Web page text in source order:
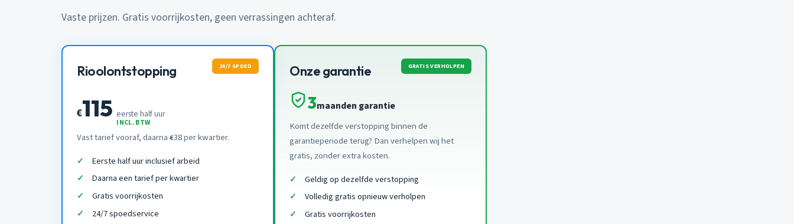
Vaste prijzen. Gratis voorrijkosten, geen verrassingen achteraf.
Rioolontstopping 24/7 SPOED
€115 eerste half uur
INCL. BTW
Vast tarief vooraf, daarna €38 per kwartier.
Eerste half uur inclusief arbeid
Daarna een tarief per kwartier
Gratis voorrijkosten
24/7 spoedservice
Onze garantie GRATIS VERHOLPEN
3maanden garantie
Komt dezelfde verstopping binnen de
garantieperiode terug? Dan verhelpen wij het
gratis, zonder extra kosten.
Geldig op dezelfde verstopping
Volledig gratis opnieuw verholpen
Gratis voorrijkosten